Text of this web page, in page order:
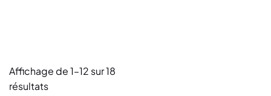
Affichage de 1–12 sur 18
résultats